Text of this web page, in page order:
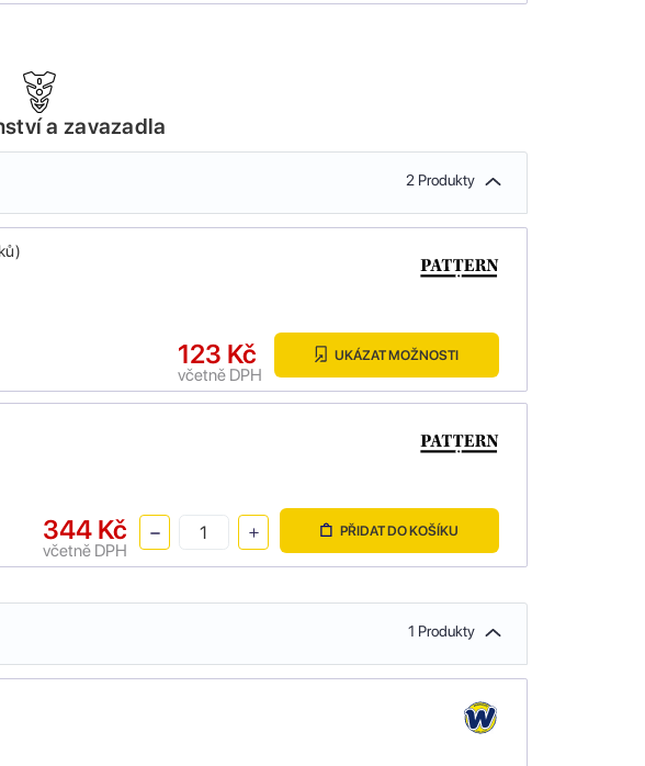
a zavazadla
2 Produkty
123 Kč
včetně DPH
UKÁZAT MOŽNOSTI
344 Kč
včetně DPH
PŘIDAT DO KOŠÍKU
1 Produkty